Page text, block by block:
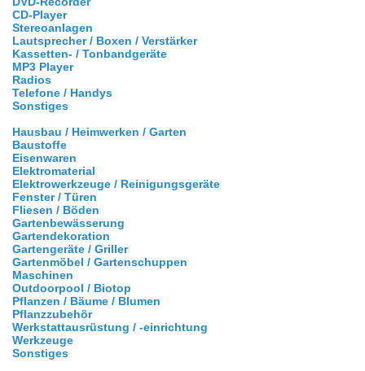
CD-Player
Stereoanlagen
Lautsprecher / Boxen / Verstärker
Kassetten- / Tonbandgeräte
MP3 Player
Radios
Telefone / Handys
Sonstiges
Hausbau / Heimwerken / Garten
Baustoffe
Eisenwaren
Elektromaterial
Elektrowerkzeuge / Reinigungsgeräte
Fenster / Türen
Fliesen / Böden
Gartenbewässerung
Gartendekoration
Gartengeräte / Griller
Gartenmöbel / Gartenschuppen
Maschinen
Outdoorpool / Biotop
Pflanzen / Bäume / Blumen
Pflanzzubehör
Werkstattausrüstung / -einrichtung
Werkzeuge
Sonstiges